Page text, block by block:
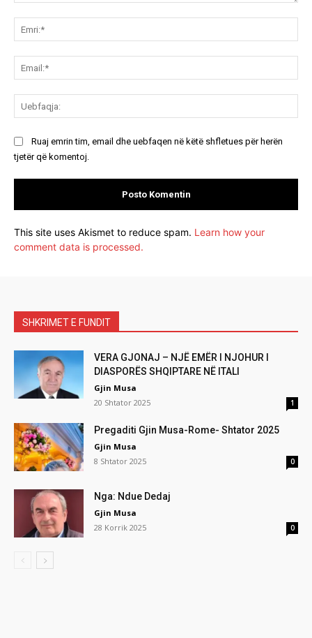
Ruaj emrin tim, email dhe uebfaqen në këtë shfletues për herën
tjetër që komentoj.
This site uses Akismet to reduce spam. Learn how your
comment data is processed.
SHKRIMET E FUNDIT
VERA GJONAJ – NJË EMËR I NJOHUR I
DIASPORËS SHQIPTARE NË ITALI
Gjin Musa
20 Shtator 2025
1
Pregaditi Gjin Musa-Rome- Shtator 2025
Gjin Musa
8 Shtator 2025
0
Nga: Ndue Dedaj
Gjin Musa
28 Korrik 2025
0